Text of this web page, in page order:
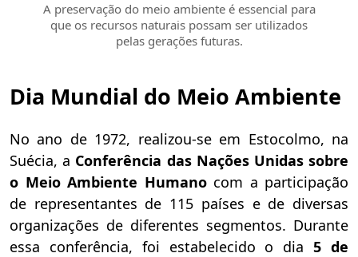
A preservação do meio ambiente é essencial para
que os recursos naturais possam ser utilizados
pelas gerações futuras.
Dia Mundial do Meio Ambiente
No ano de 1972, realizou-se em Estocolmo, na
Suécia, a Conferência das Nações Unidas sobre
o Meio Ambiente Humanocom a participação
de representantes de 115 países e de diversas
organizações de diferentes segmentos. Durante
essa conferência, foi estabelecido o dia5 de